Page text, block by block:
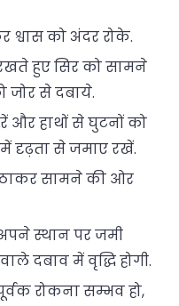
श्वास को अंदर रोके.
हुए सिर को सामने
जोर से दबाये.
और हाथों से घुटनों को
में दृढ़ता से जमाए रखें.
सामने की ओर
स्थान पर जमी
दबाव में वृद्धि होगी.
रोकना सम्भव हो,